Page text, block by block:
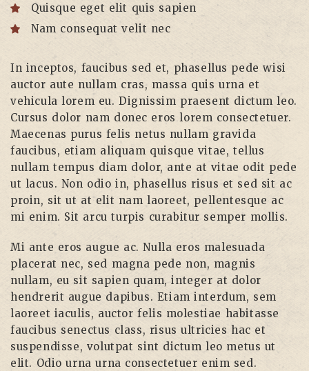
Quisque eget elit quis sapien
Nam consequat velit nec
In inceptos, faucibus sed et, phasellus pede wisi
auctor aute nullam cras, massa quis urna et
vehicula lorem eu. Dignissim praesent dictum leo.
Cursus dolor nam donec eros lorem consectetuer.
Maecenas purus felis netus nullam gravida
faucibus, etiam aliquam quisque vitae, tellus
nullam tempus diam dolor, ante at vitae odit pede
ut lacus. Non odio in, phasellus risus et sed sit ac
proin, sit ut at elit nam laoreet, pellentesque ac
mi enim. Sit arcu turpis curabitur semper mollis.
Mi ante eros augue ac. Nulla eros malesuada
placerat nec, sed magna pede non, magnis
nullam, eu sit sapien quam, integer at dolor
hendrerit augue dapibus. Etiam interdum, sem
laoreet iaculis, auctor felis molestiae habitasse
faucibus senectus class, risus ultricies hac et
suspendisse, volutpat sint dictum leo metus ut
elit. Odio urna urna consectetuer enim sed.